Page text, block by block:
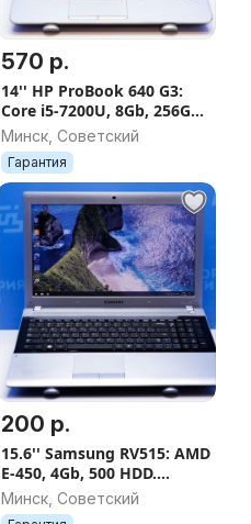
570 р.
14'' HP ProBook 640 G3:
Core i5-7200U, 8Gb, 256Gb
SSD. Гарантия
Минск, Советский
Гарантия
200 р.
15.6'' Samsung RV515: AMD
E-450, 4Gb, 500 HDD.
Гарантия
Минск, Советский